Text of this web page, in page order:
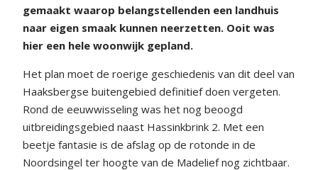
gemaakt waarop belangstellenden een landhuis
naar eigen smaak kunnen neerzetten. Ooit was
hier een hele woonwijk gepland.
Het plan moet de roerige geschiedenis van dit deel van
Haaksbergse buitengebied definitief doen vergeten.
Rond de eeuwwisseling was het nog beoogd
uitbreidingsgebied naast Hassinkbrink 2. Met een
beetje fantasie is de afslag op de rotonde in de
Noordsingel ter hoogte van de Madelief nog zichtbaar.